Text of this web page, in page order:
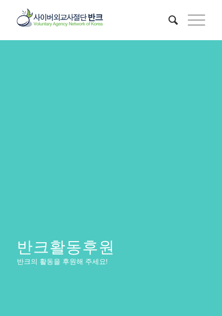
반크활동후원
반크의 활동을 후원해 주세요!